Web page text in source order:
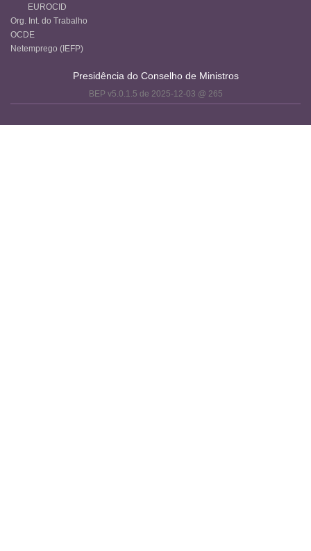
EUROCID
Org. Int. do Trabalho
OCDE
Netemprego (IEFP)
Presidência do Conselho de Ministros
BEP v5.0.1.5 de 2025-12-03 @ 265